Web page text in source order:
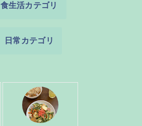
食生活カテゴリ
日常カテゴリ